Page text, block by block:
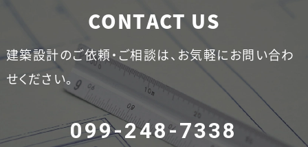
CONTACT US
建築設計のご依頼・ご相談は、お気軽にお問い合わ
せください。
099-248-7338